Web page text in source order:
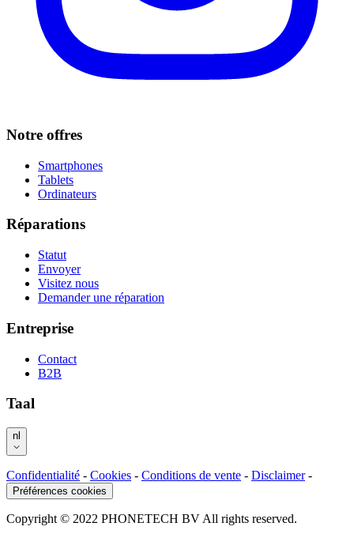
Notre offres
Smartphones
Tablets
Ordinateurs
Réparations
Statut
Envoyer
Visitez nous
Demander une réparation
Entreprise
Contact
B2B
Taal
nl
Confidentialité - Cookies - Conditions de vente - Disclaimer -
Préférences cookies
Copyright © 2022 PHONETECH BV All rights reserved.